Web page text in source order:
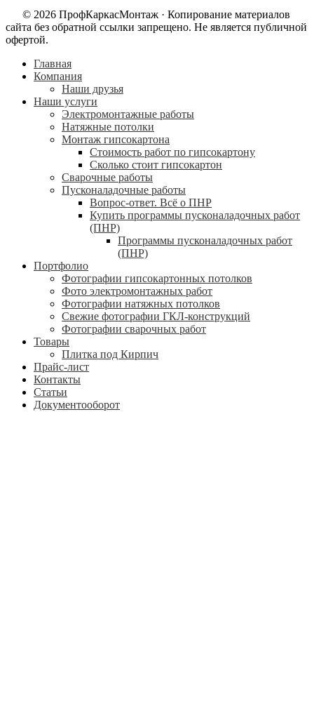
© 2026 ПрофКаркасМонтаж · Копирование материалов
сайта без обратной ссылки запрещено. Не является публичной
офертой.
Главная
Компания
Наши друзья
Наши услуги
Электромонтажные работы
Натяжные потолки
Монтаж гипсокартона
Стоимость работ по гипсокартону
Сколько стоит гипсокартон
Сварочные работы
Пусконаладочные работы
Вопрос-ответ. Всё о ПНР
Купить программы пусконаладочных работ
(ПНР)
Программы пусконаладочных работ
(ПНР)
Портфолио
Фотографии гипсокартонных потолков
Фото электромонтажных работ
Фотографии натяжных потолков
Свежие фотографии ГКЛ-конструкций
Фотографии сварочных работ
Товары
Плитка под Кирпич
Прайс-лист
Контакты
Статьи
Документооборот